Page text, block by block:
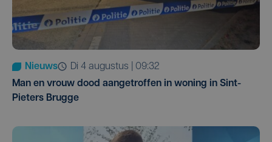
Nieuws
di 4 augustus | 09:32
Man en vrouw dood aangetroffen in woning in Sint-
Pieters Brugge